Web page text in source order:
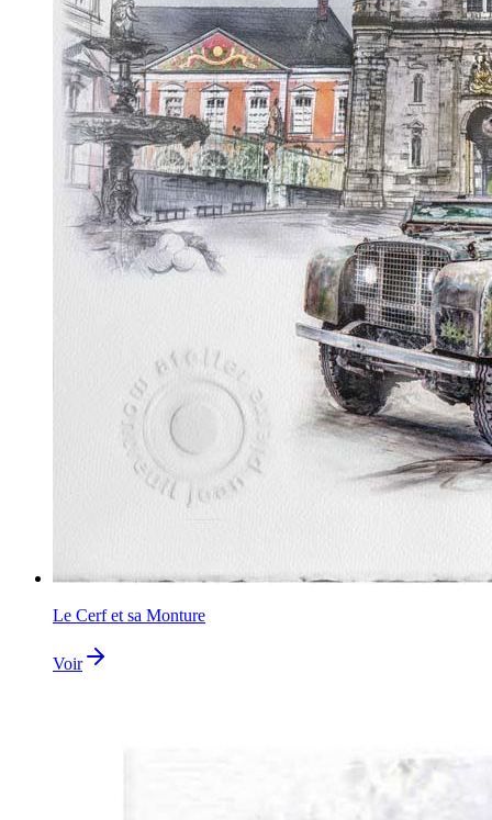
Le Cerf et sa Monture
Voir